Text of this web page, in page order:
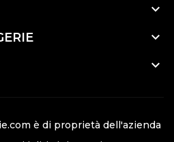



è di proprietà dell'azienda